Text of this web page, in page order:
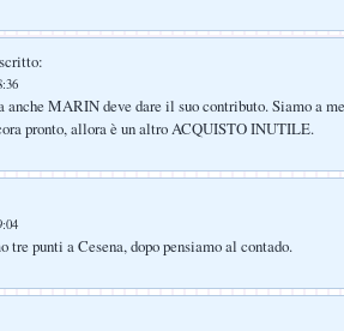
anche MARIN deve dare il suo contributo. Siamo a
pronto, allora è un altro ACQUISTO INUTILE.
punti a Cesena, dopo pensiamo al contado.